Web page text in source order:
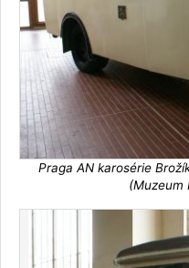
Praga AN karosérie
(Muzeum